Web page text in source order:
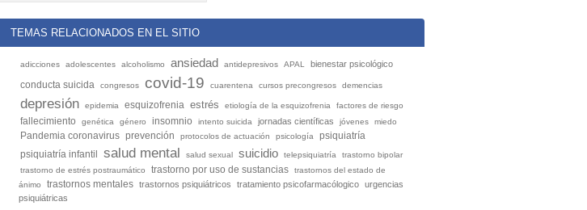
TEMAS RELACIONADOS EN EL SITIO
adicciones adolescentes alcoholismo ansiedad antidepresivos APAL bienestar psicológico
conducta suicida congresos covid-19 cuarentena cursos precongresos demencias
depresión epidemia esquizofrenia estrés etiología de la esquizofrenia factores de riesgo
fallecimiento genética género insomnio intento suicida jornadas científicas jóvenes miedo
Pandemia coronavirus prevención protocolos de actuación psicología psiquiatría
psiquiatría infantil salud mental salud sexual suicidio telepsiquiatría
trastorno bipolar
trastorno de estrés postraumático
trastorno por uso de sustancias
trastornos del estado de
ánimo
trastornos mentales trastornos psiquiátricos tratamiento psicofarmacólogico
urgencias
psiquiátricas